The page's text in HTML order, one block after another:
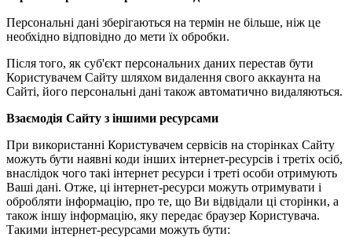
Персональні дані зберігаються на термін не більше, ніж це
необхідно відповідно до мети їх обробки.
Після того, як суб'єкт персональних даних перестав бути
Користувачем Сайту шляхом видалення свого аккаунта на
Сайті, його персональні дані також автоматично видаляються.
Взаємодія Сайту з іншими ресурсами
При використанні Користувачем сервісів на сторінках Сайту
можуть бути наявні коди інших інтернет-ресурсів і третіх осіб,
внаслідок чого такі інтернет ресурси і треті особи отримують
Ваші дані. Отже, ці інтернет-ресурси можуть отримувати і
обробляти інформацію, про те, що Ви відвідали ці сторінки, а
також іншу інформацію, яку передає браузер Користувача.
Такими інтернет-ресурсами можуть бути: